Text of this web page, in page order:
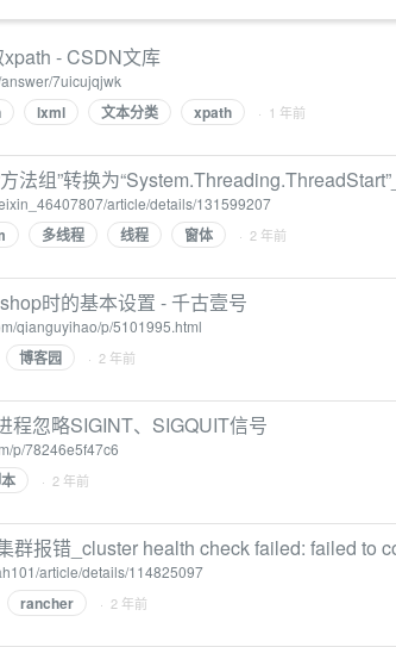
- CSDN文库
7uicujqjwk
lxml 文本分类 xpath · 1 年前
法组”转换为
article/details/131599207
多线程 线程 窗体 · 2 年前
时的基本设置 - 千古壹号
qianguyihao/p/5101995.html
博客园 · 2 年前
程忽略SIGINT、SIGQUIT信号
p/78246e5f47c6
· 2 年前
群报错_cluster health check failed: failed to
article/details/114825097
rancher · 2 年前